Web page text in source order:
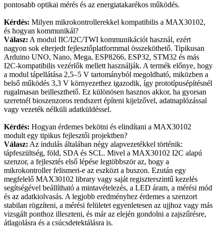
pontosabb optikai mérés és az energiatakarékos működés.
Kérdés: Milyen mikrokontrollerekkel kompatibilis a MAX30102,
és hogyan kommunikál?
Válasz: A modul IIC/I2C/TWI kommunikációt használ, ezért
nagyon sok elterjedt fejlesztőplatformmal összeköthető. Tipikusan
Arduino UNO, Nano, Mega, ESP8266, ESP32, STM32 és más
I2C-kompatibilis vezérlők mellett használják. A termék előnye, hogy
a modul tápellátása 2,5–5 V tartományból megoldható, miközben a
belső működés 3,3 V környezethez igazodik, így prototípusépítésnél
rugalmasan beilleszthető. Ez különösen hasznos akkor, ha gyorsan
szeretnél bioszenzoros rendszert építeni kijelzővel, adatnaplózással
vagy vezeték nélküli adatküldéssel.
Kérdés: Hogyan érdemes bekötni és elindítani a MAX30102
modult egy tipikus fejlesztői projektben?
Válasz: Az indulás általában négy alapvezetékkel történik:
tápfeszültség, föld, SDA és SCL. Mivel a MAX30102 I2C alapú
szenzor, a fejlesztés első lépése legtöbbször az, hogy a
mikrokontroller felismeri-e az eszközt a buszon. Ezután egy
megfelelő MAX30102 library vagy saját regiszterszintű kezelés
segítségével beállítható a mintavételezés, a LED áram, a mérési mód
és az adatkiolvasás. A legjobb eredményhez érdemes a szenzort
stabilan rögzíteni, a mérési felületet egyenletesen az ujjhoz vagy más
vizsgált ponthoz illeszteni, és már az elején gondolni a zajszűrésre,
átlagolásra és a csúcsdetektálásra is.